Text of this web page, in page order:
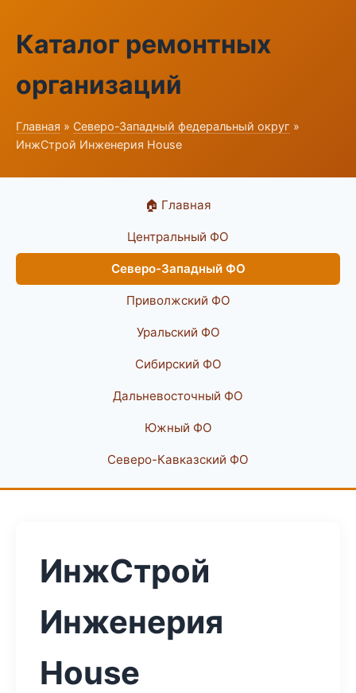
Каталог ремонтных
организаций
Главная » Северо-Западный федеральный округ »
ИнжСтрой Инженерия House
🏠 Главная
Центральный ФО
Северо-Западный ФО
Приволжский ФО
Уральский ФО
Сибирский ФО
Дальневосточный ФО
Южный ФО
Северо-Кавказский ФО
ИнжСтрой
Инженерия
House